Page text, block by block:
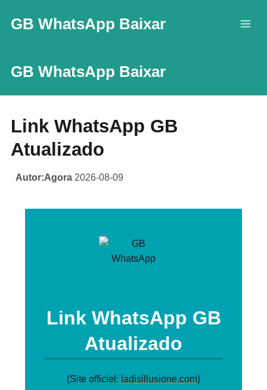
GB WhatsApp Baixar
GB WhatsApp Baixar
Link WhatsApp GB
Atualizado
Autor:Agora 2026-08-09
Link WhatsApp GB
Atualizado
(Site officiel: ladisillusione.com)